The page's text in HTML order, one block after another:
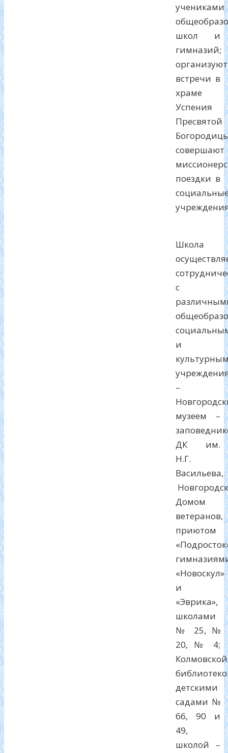
учениками
школ и
гимназий;
организуют
встречи в
храме
Успения
Пресвятой
совершают
поездки в
Школа
с
и
–
музеем –
ДК им.
Н.Г.
Васильева,
Домом
ветеранов,
приютом
«Новоскул»
и
«Эврика»,
школами
№ 25, №
20, № 4;
Колмовской
детскими
садами №
66, 90 и
49,
школой –